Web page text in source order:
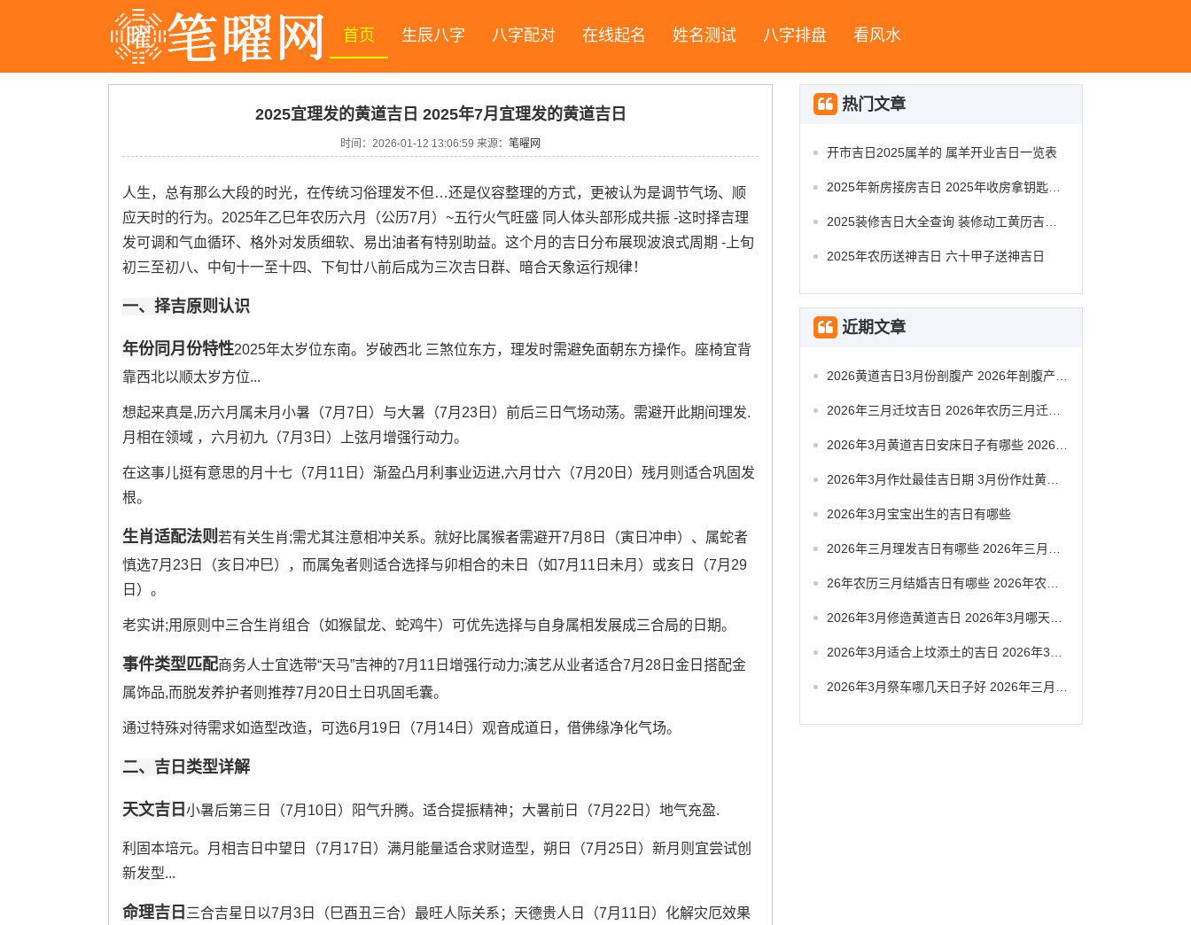
首页 生辰八字 八字配对 在线起名 姓名测试 八字排盘 看风水
2025宜理发的黄道吉日 2025年7月宜理发的黄道吉日
时间： 2026-01-12 13:06:59 来源： 笔曜网
人生，总有那么大段的时光，在传统习俗理发不但…还是仪容整理的方式，更被认为是调节气场、顺
应天时的行为。2025年乙巳年农历六月（公历7月）~五行火气旺盛 同人体头部形成共振 -这时择吉理
发可调和气血循环、格外对发质细软、易出油者有特别助益。这个月的吉日分布展现波浪式周期 -上旬
初三至初八、中旬十一至十四、下旬廿八前后成为三次吉日群、暗合天象运行规律！
一、择吉原则认识
年份同月份特性2025年太岁位东南。岁破西北 三煞位东方，理发时需避免面朝东方操作。座椅宜背
靠西北以顺太岁方位...
想起来真是,历六月属未月小暑（7月7日）与大暑（7月23日）前后三日气场动荡。需避开此期间理发.
月相在领域 ，六月初九（7月3日）上弦月增强行动力。
在这事儿挺有意思的月十七（7月11日）渐盈凸月利事业迈进,六月廿六（7月20日）残月则适合巩固发
根。
生肖适配法则 若有关生肖;需尤其注意相冲关系。就好比属猴者需避开7月8日（寅日冲申）、属蛇者
慎选7月23日（亥日冲巳），而属兔者则适合选择与卯相合的未日（如7月11日未月）或亥日（7月29
日）。
老实讲;用原则中三合生肖组合（如猴鼠龙、蛇鸡牛）可优先选择与自身属相发展成三合局的日期。
事件类型匹配商务人士宜选带“天马”吉神的7月11日增强行动力;演艺从业者适合7月28日金日搭配金
属饰品,而脱发养护者则推荐7月20日土日巩固毛囊。
通过特殊对待需求如造型改造，可选6月19日（7月14日）观音成道日，借佛缘净化气场。
二、吉日类型详解
天文吉日 小暑后第三日（7月10日）阳气升腾。适合提振精神；大暑前日（7月22日）地气充盈.
利固本培元。月相吉日中望日（7月17日）满月能量适合求财造型，朔日（7月25日）新月则宜尝试创
新发型...
命理吉日 三合吉星日以7月3日（巳酉丑三合）最旺人际关系；天德贵人日（7月11日）化解灾厄效果
热门文章
开市吉日2025属羊的 属羊开业吉日一览表
2025年农历送神吉日 六十甲子送神吉日
近期文章
2026年3月宝宝出生的吉日有哪些